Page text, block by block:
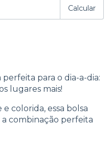
Calcular
para o dia-a-dia:
lugares mais!
colorida, essa bolsa
combinação perfeita